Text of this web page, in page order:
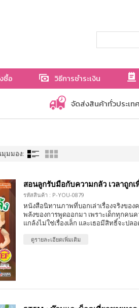
ซื้อ วิธีการชำระเงิน
จัดส่งสินค้าทั่วประเทศ
มุมมอง:
สอนลูกรับมือกับความกลัว เวลาถูกเ
รหัสสินค้า : P-YOU-0879
หนังสือนิทานภาพที่บอกเล่าเรื่องจริงของ
พลังของการพูดออกมา เพราะเด็กทุกคน
แกล้งไม่ใช่เรื่องเล็ก และเธอมีสิทธิ์จะปล
ดูรายละเอียดเพิ่มเติม